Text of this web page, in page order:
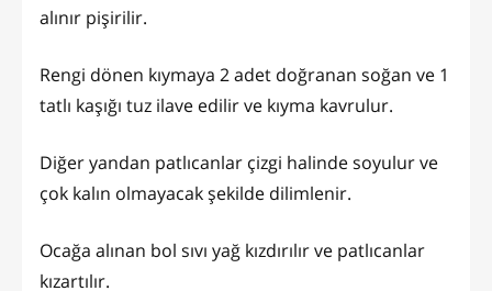
alınır pişirilir.
Rengi dönen kıymaya 2 adet doğranan soğan ve 1
tatlı kaşığı tuz ilave edilir ve kıyma kavrulur.
Diğer yandan patlıcanlar çizgi halinde soyulur ve
çok kalın olmayacak şekilde dilimlenir.
Ocağa alınan bol sıvı yağ kızdırılır ve patlıcanlar
kızartılır.